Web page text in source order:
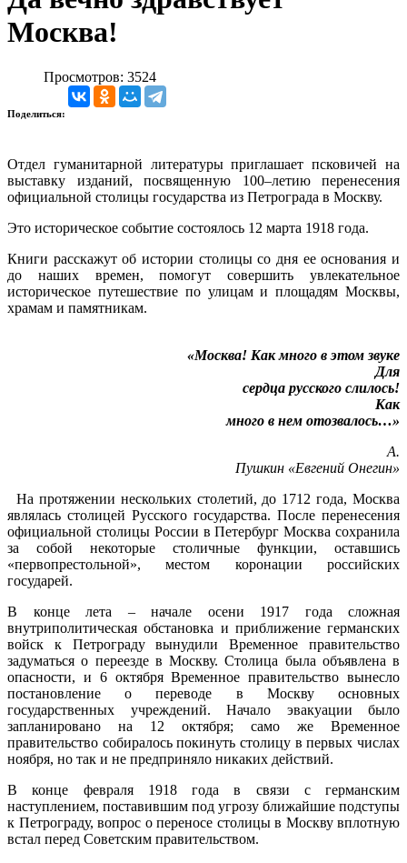
Москва!
Просмотров: 3524
Поделиться:
Отдел гуманитарной литературы приглашает псковичей на
выставку изданий, посвященную 100–летию перенесения
официальной столицы государства из Петрограда в Москву.
Это историческое событие состоялось 12 марта 1918 года.
Книги расскажут об истории столицы со дня ее основания и
до наших времен, помогут совершить увлекательное
историческое путешествие по улицам и площадям Москвы,
храмам и памятникам.
«Москва! Как много в этом звуке
Для
сердца русского слилось!
Как
много в нем отозвалось…»
А.
Пушкин «Евгений Онегин»
На протяжении нескольких столетий, до 1712 года, Москва
являлась столицей Русского государства. После перенесения
официальной столицы России в Петербург Москва сохранила
за собой некоторые столичные функции, оставшись
«первопрестольной», местом коронации российских
государей.
В конце лета – начале осени 1917 года сложная
внутриполитическая обстановка и приближение германских
войск к Петрограду вынудили Временное правительство
задуматься о переезде в Москву. Столица была объявлена в
опасности, и 6 октября Временное правительство вынесло
постановление о переводе в Москву основных
государственных учреждений. Начало эвакуации было
запланировано на 12 октября; само же Временное
правительство собиралось покинуть столицу в первых числах
ноября, но так и не предприняло никаких действий.
В конце февраля 1918 года в связи с германским
наступлением, поставившим под угрозу ближайшие подступы
к Петрограду, вопрос о переносе столицы в Москву вплотную
встал перед Советским правительством.